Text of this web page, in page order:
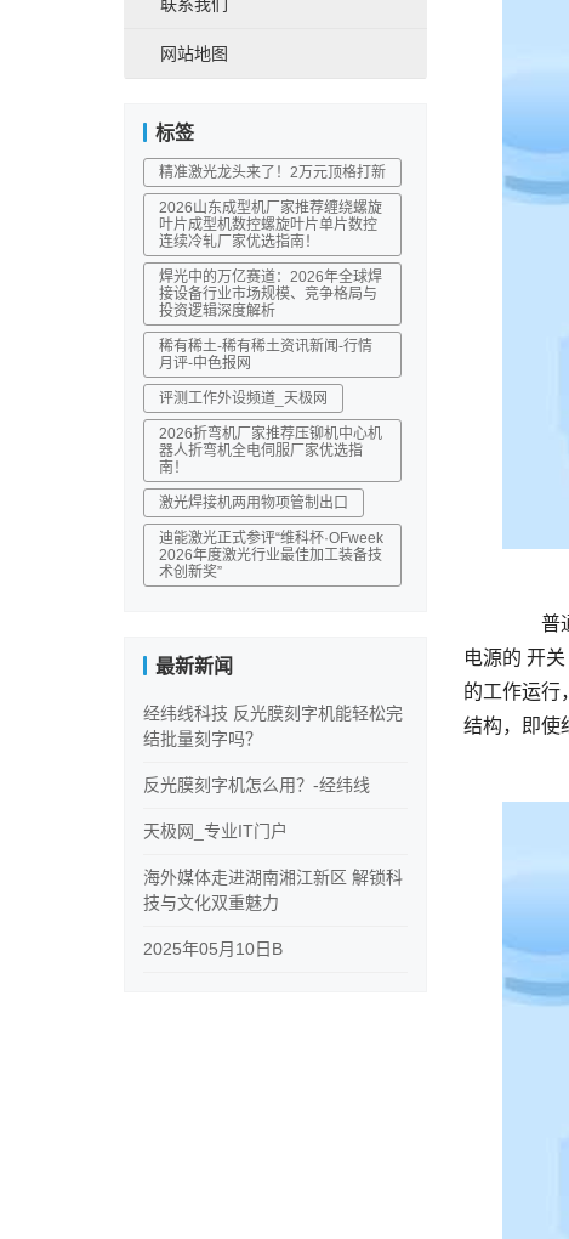
电源的 开
的工作运行
网站地图
标签
精准激光龙头来了！2万元顶格打新
2026山东成型机厂家推荐缠绕螺旋
叶片成型机数控螺旋叶片单片数控
连续冷轧厂家优选指南！
焊光中的万亿赛道：2026年全球焊
接设备行业市场规模、竞争格局与
投资逻辑深度解析
稀有稀土-稀有稀土资讯新闻-行情
月评-中色报网
评测工作外设频道_天极网
2026折弯机厂家推荐压铆机中心机
器人折弯机全电伺服厂家优选指
南！
激光焊接机两用物项管制出口
迪能激光正式参评“维科杯·OFweek
2026年度激光行业最佳加工装备技
术创新奖”
最新新闻
经纬线科技 反光膜刻字机能轻松完
结批量刻字吗？
反光膜刻字机怎么用？-经纬线
天极网_专业IT门户
海外媒体走进湖南湘江新区 解锁科
技与文化双重魅力
2025年05月10日B